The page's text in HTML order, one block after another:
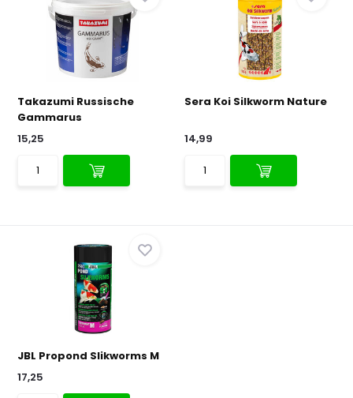
Takazumi Russische
Gammarus
15,25
Sera Koi Silkworm Nature
14,99
JBL Propond Slikworms M
17,25